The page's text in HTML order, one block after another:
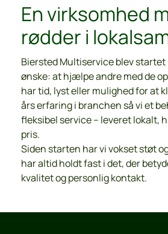
En virksomhed
rødder i
Biersted Multiservice blev
ønske: at hjælpe andre med de
har tid, lyst eller mulighed for at
års erfaring i branchen så vi et
fleksibel service – leveret lokalt,
pris.
Siden starten har vi vokset støt
har altid holdt fast i det, der
kvalitet og personlig kontakt.